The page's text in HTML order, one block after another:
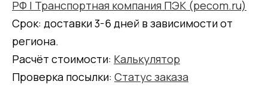
РФ | Транспортная компания ПЭК (pecom.ru)
Срок: доставки 3-6 дней в зависимости от
региона.
Расчёт стоимости: Калькулятор
Проверка посылки: Статус заказа